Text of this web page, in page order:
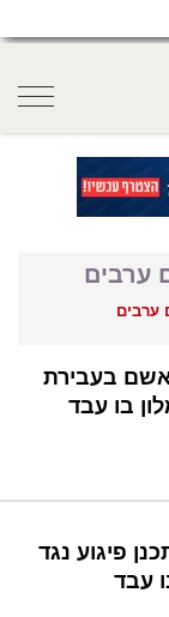
ערבים
ערבים
בעבירת
בו עבד
פיגוע נגד
עבד